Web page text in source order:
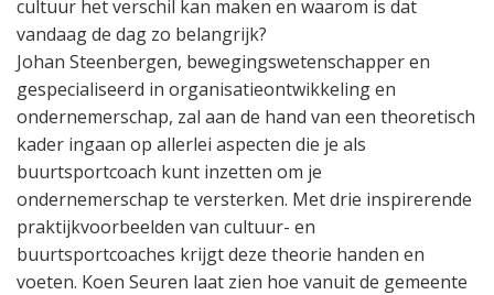
cultuur het verschil kan maken en waarom is dat
vandaag de dag zo belangrijk?
Johan Steenbergen, bewegingswetenschapper en
gespecialiseerd in organisatieontwikkeling en
ondernemerschap, zal aan de hand van een theoretisch
kader ingaan op allerlei aspecten die je als
buurtsportcoach kunt inzetten om je
ondernemerschap te versterken. Met drie inspirerende
praktijkvoorbeelden van cultuur- en
buurtsportcoaches krijgt deze theorie handen en
voeten. Koen Seuren laat zien hoe vanuit de gemeente